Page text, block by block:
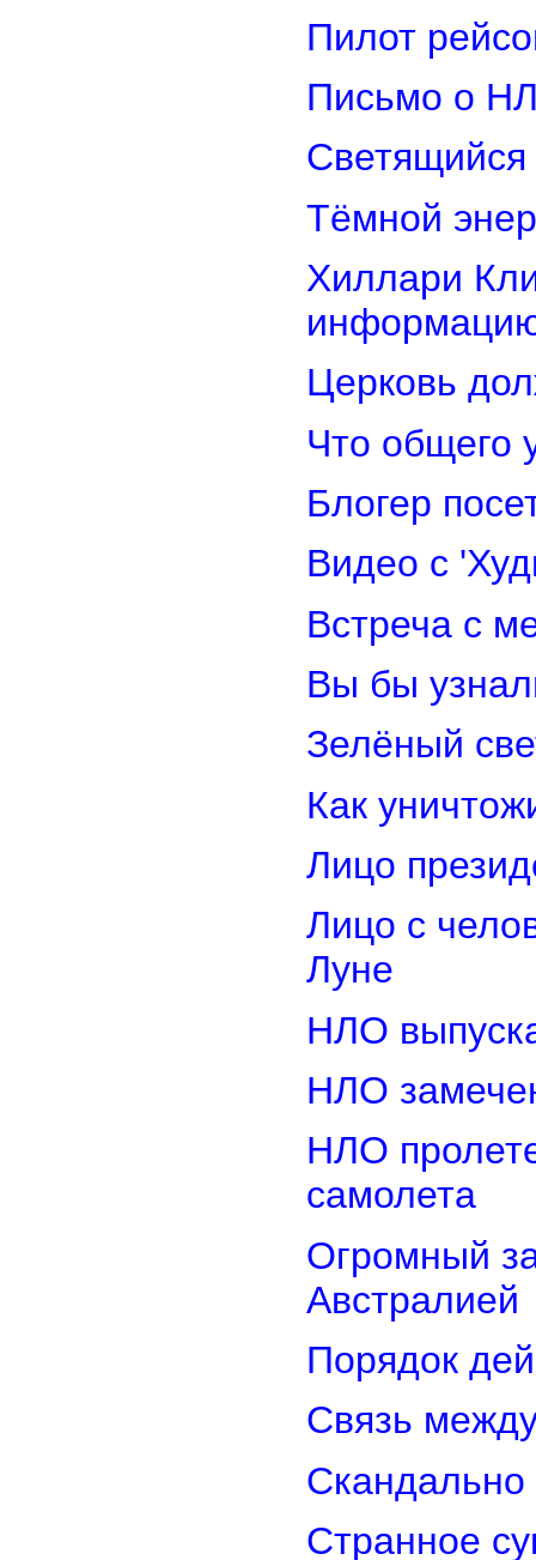
Пилот
Письмо о
Светящийся
Тёмной
Хиллари
Церковь
Что общего
Блогер
Видео с
Встреча с
Вы бы
Зелёный
Как
Лицо
Лицо с
Луне
НЛО
НЛО
НЛО
самолета
Огромный
Австралией
Порядок
Связь
Странное